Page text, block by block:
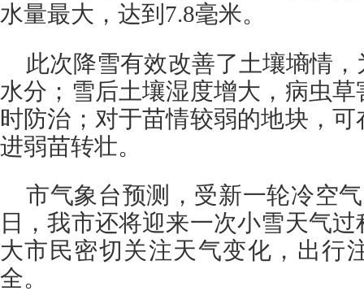
水量最大，达到7.8毫米。
此次降雪有效改善了土壤墒情
水分；雪后土壤湿度增大，病虫
时防治；对于苗情较弱的地块，
进弱苗转壮。
市气象台预测，受新一轮冷空
日，我市还将迎来一次小雪天气
大市民密切关注天气变化，出行
全。